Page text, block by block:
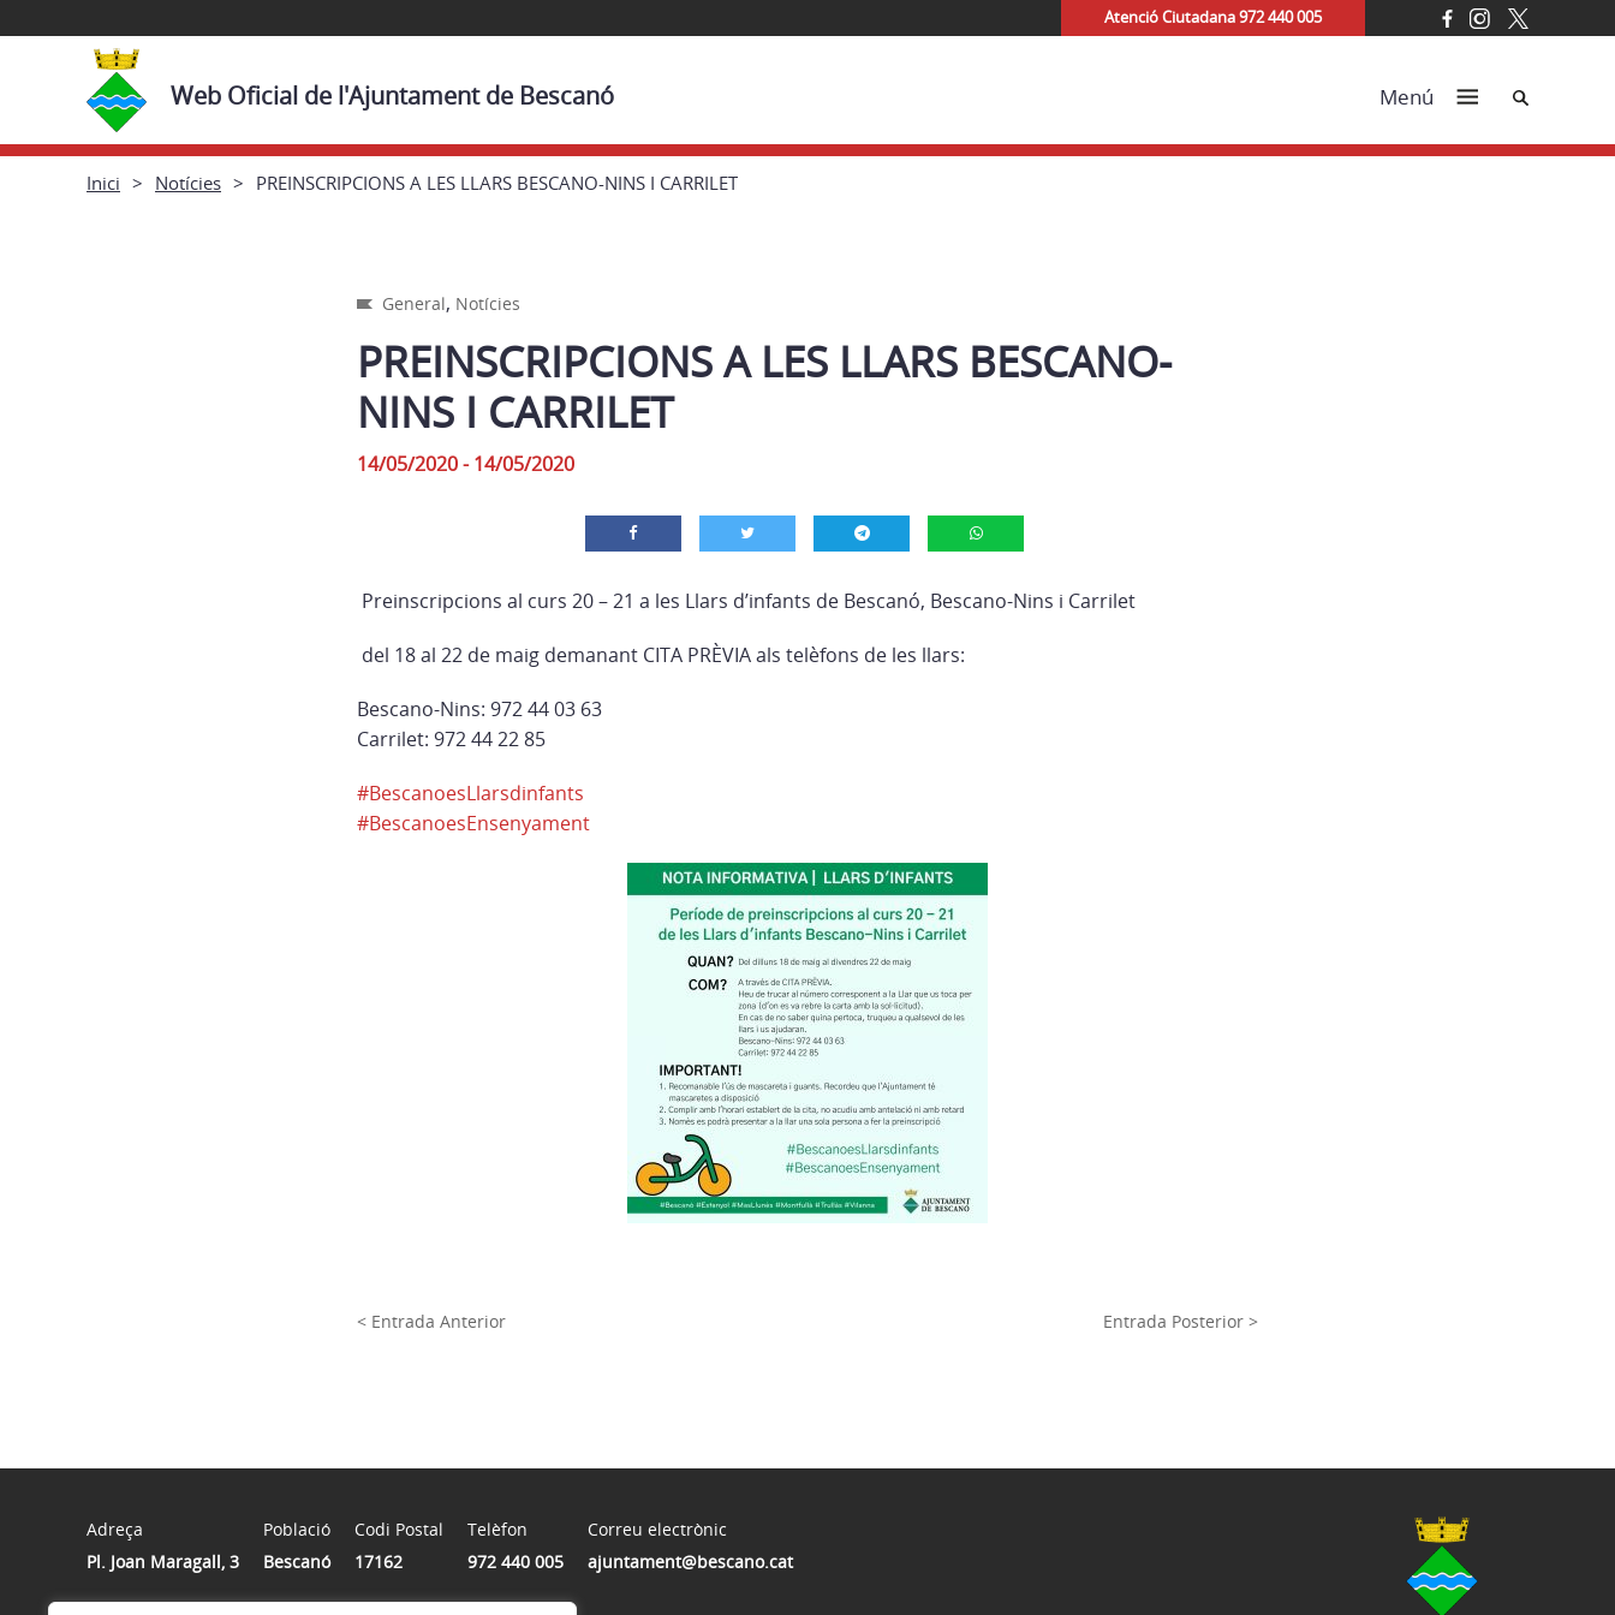
Atenció Ciutadana 972 440 005
Web Oficial de l'Ajuntament de Bescanó Menú Cerca
Inici Notícies PREINSCRIPCIONS A LES LLARS BESCANO-NINS I CARRILET
General, Notícies
PREINSCRIPCIONS A LES LLARS BESCANO-
NINS I CARRILET
14/05/2020 - 14/05/2020
Preinscripcions al curs 20 – 21 a les Llars d’infants de Bescanó, Bescano-Nins i Carrilet
del 18 al 22 de maig demanant CITA PRÈVIA als telèfons de les llars:
Bescano-Nins: 972 44 03 63
Carrilet: 972 44 22 85
#BescanoesLlarsdinfants
#BescanoesEnsenyament
< Entrada Anterior Entrada Posterior >
Adreça
Pl. Joan Maragall, 3
Població
Bescanó
Codi Postal
17162
Telèfon
972 440 005
Correu electrònic
ajuntament@bescano.cat